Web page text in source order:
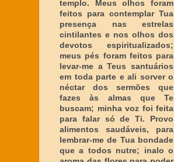
templo. Meus olhos foram
feitos para contemplar Tua
presença nas estrelas
cintilantes e nos olhos dos
devotos espiritualizados;
meus pés foram feitos para
levar-me a Teus santuários
em toda parte e ali sorver o
néctar dos sermões que
fazes às almas que Te
buscam; minha voz foi feita
para falar só de Ti. Provo
alimentos saudáveis, para
lembrar-me de Tua bondade
que a todos nutre; inalo o